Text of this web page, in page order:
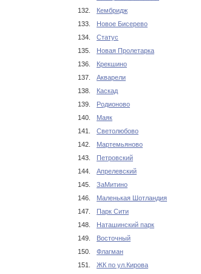
132.
Кембридж
133.
Новое Бисерево
134.
Статус
135.
Новая Пролетарка
136.
Крекшино
137.
Акварели
138.
Каскад
139.
Родионово
140.
Маяк
141.
Светолюбово
142.
Мартемьяново
143.
Петровский
144.
Апрелевский
145.
ЗаМитино
146.
Маленькая Шотландия
147.
Парк Сити
148.
Наташинский парк
149.
Восточный
150.
Флагман
151.
ЖК по ул.Кирова